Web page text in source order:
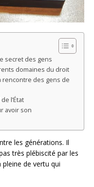
secret des gens
domaines du droit
des gens de
l’État
avoir son
les générations. Il
très plébiscité par les
pleine de vertu qui